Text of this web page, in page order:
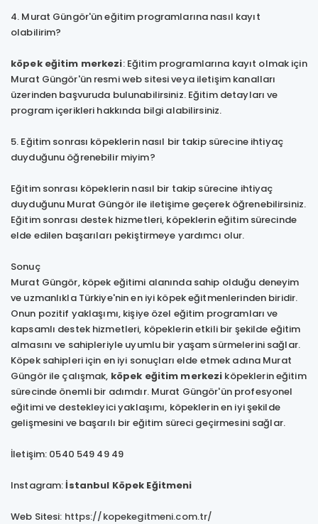
4. Murat Güngör'ün eğitim programlarına nasıl kayıt
olabilirim?
köpek eğitim merkezi: Eğitim programlarına kayıt olmak için
Murat Güngör'ün resmi web sitesi veya iletişim kanalları
üzerinden başvuruda bulunabilirsiniz. Eğitim detayları ve
program içerikleri hakkında bilgi alabilirsiniz.
5. Eğitim sonrası köpeklerin nasıl bir takip sürecine ihtiyaç
duyduğunu öğrenebilir miyim?
Eğitim sonrası köpeklerin nasıl bir takip sürecine ihtiyaç
duyduğunu Murat Güngör ile iletişime geçerek öğrenebilirsiniz.
Eğitim sonrası destek hizmetleri, köpeklerin eğitim sürecinde
elde edilen başarıları pekiştirmeye yardımcı olur.
Sonuç
Murat Güngör, köpek eğitimi alanında sahip olduğu deneyim
ve uzmanlıkla Türkiye'nin en iyi köpek eğitmenlerinden biridir.
Onun pozitif yaklaşımı, kişiye özel eğitim programları ve
kapsamlı destek hizmetleri, köpeklerin etkili bir şekilde eğitim
almasını ve sahipleriyle uyumlu bir yaşam sürmelerini sağlar.
Köpek sahipleri için en iyi sonuçları elde etmek adına Murat
Güngör ile çalışmak, köpek eğitim merkezi köpeklerin eğitim
sürecinde önemli bir adımdır. Murat Güngör'ün profesyonel
eğitimi ve destekleyici yaklaşımı, köpeklerin en iyi şekilde
gelişmesini ve başarılı bir eğitim süreci geçirmesini sağlar.
İletişim: 0540 549 49 49
Instagram:İstanbul Köpek Eğitmeni
Web Sitesi: https://kopekegitmeni.com.tr/